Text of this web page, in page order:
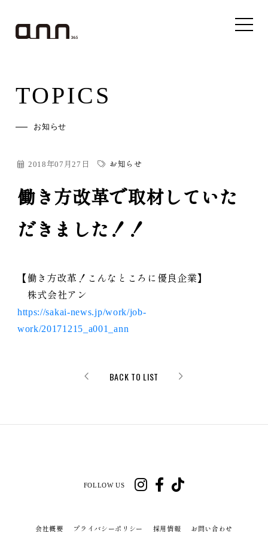
TOPICS
お知らせ
2018年07月27日 お知らせ
働き方改革で取材していた
だきました！！
【働き方改革！こんなところに優良企業】
株式会社アン
https://sakai-news.jp/work/job-
work/20171215_a001_ann
BACK TO LIST
FOLLOW US
会社概要 プライバシーポリシー 採用情報 お問い合わせ